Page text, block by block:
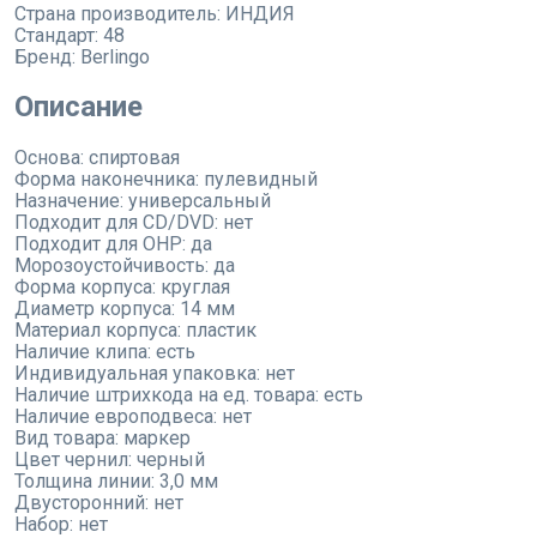
Страна производитель: ИНДИЯ
Стандарт: 48
Бренд: Berlingo
Описание
Основа: спиртовая
Форма наконечника: пулевидный
Назначение: универсальный
Подходит для CD/DVD: нет
Подходит для OHP: да
Морозоустойчивость: да
Форма корпуса: круглая
Диаметр корпуса: 14 мм
Материал корпуса: пластик
Наличие клипа: есть
Индивидуальная упаковка: нет
Наличие штрихкода на ед. товара: есть
Наличие европодвеса: нет
Вид товара: маркер
Цвет чернил: черный
Толщина линии: 3,0 мм
Двусторонний: нет
Набор: нет